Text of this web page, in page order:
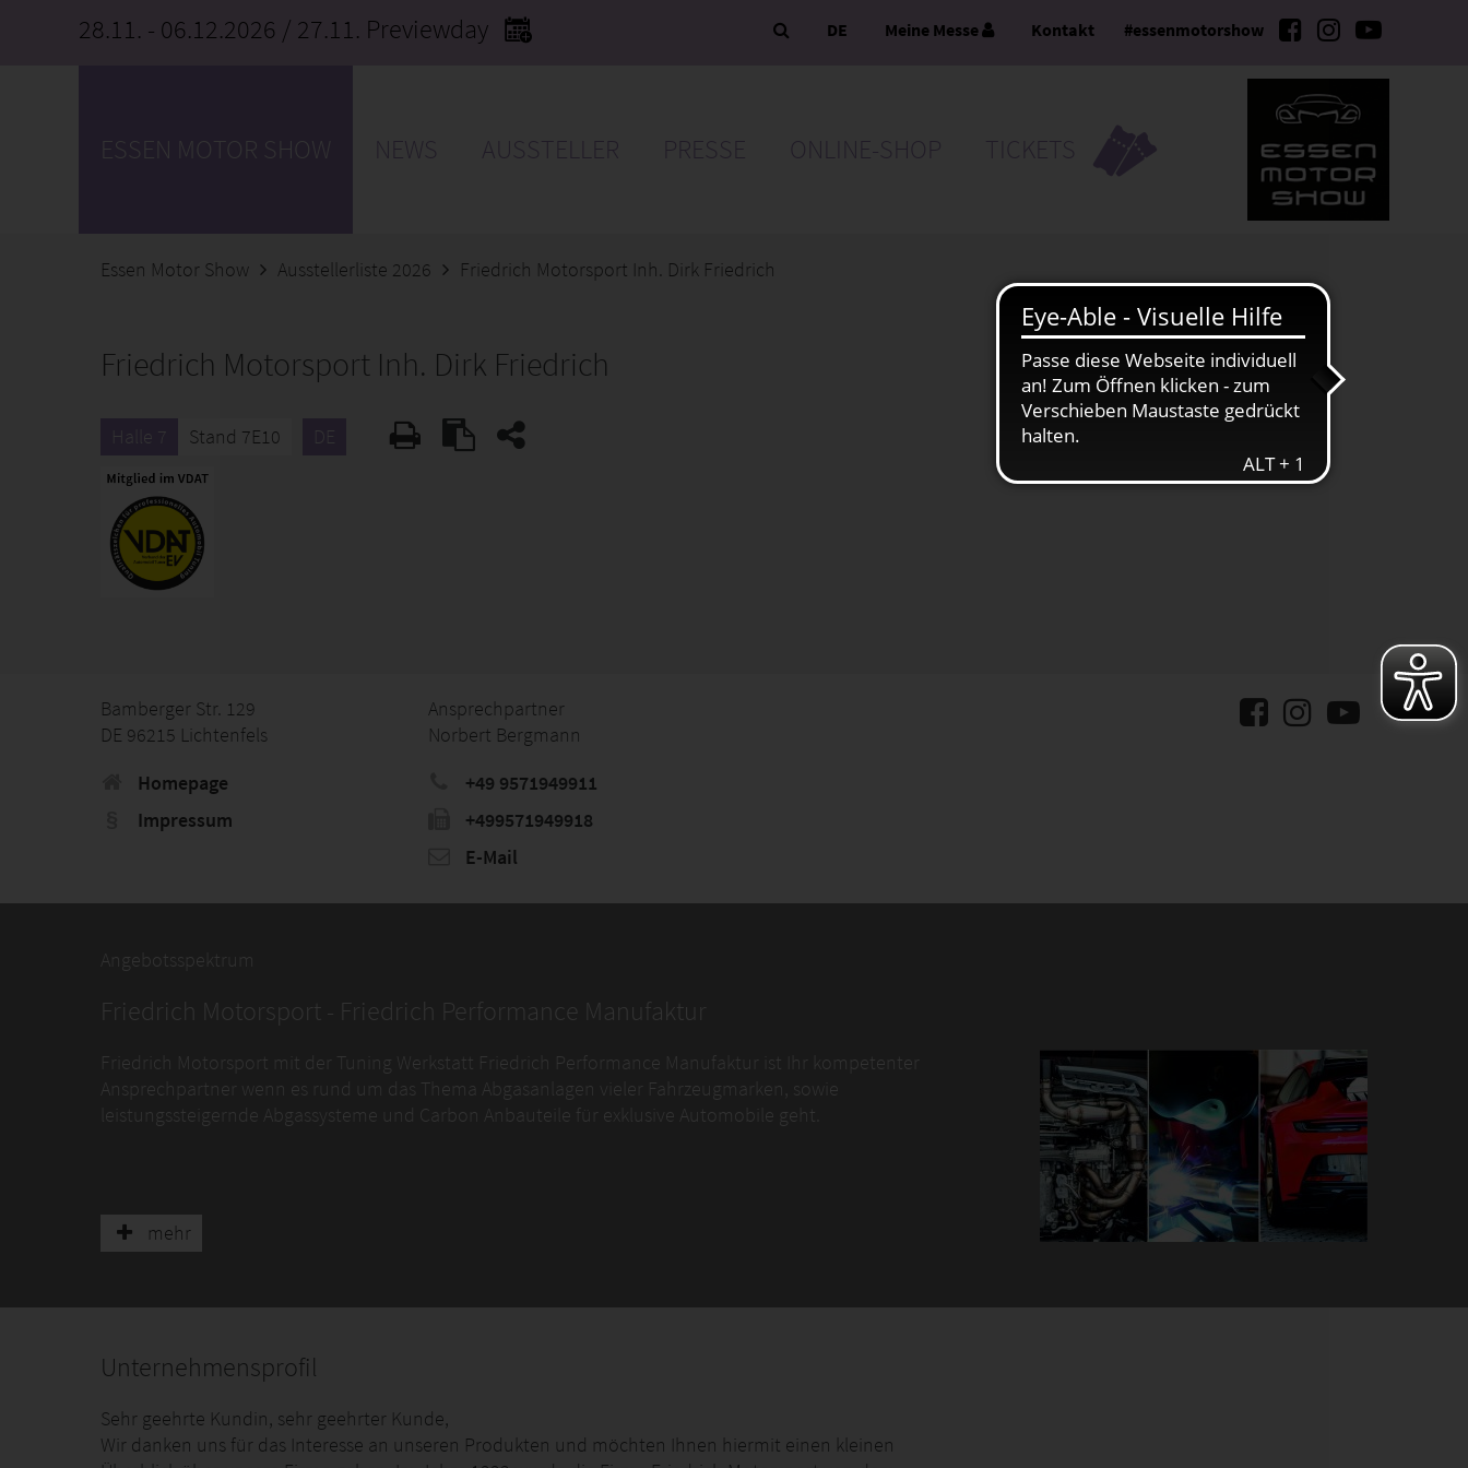
28.11. - 06.12.2026 / 27.11. Previewday #essenmotorshow
DE Meine Messe Kontakt
ESSEN MOTOR SHOW NEWS AUSSTELLER PRESSE ONLINE-SHOP TICKETS
Essen Motor Show Ausstellerliste 2026 Friedrich Motorsport Inh. Dirk Friedrich
Friedrich Motorsport Inh. Dirk Friedrich
Halle 7 Stand 7E10 DE
Bamberger Str. 129
DE 96215 Lichtenfels
Homepage
Impressum
Ansprechpartner
Norbert Bergmann
+49 9571949911
+499571949918
E-Mail
Angebotsspektrum
Friedrich Motorsport - Friedrich Performance Manufaktur
Friedrich Motorsport mit der Tuning Werkstatt Friedrich Performance Manufaktur ist Ihr kompetenter
Ansprechpartner wenn es rund um das Thema Abgasanlagen vieler Fahrzeugmarken, sowie
leistungssteigernde Abgassysteme und Carbon Anbauteile für exklusive Automobile geht.
mehr
Unternehmensprofil
Sehr geehrte Kundin, sehr geehrter Kunde,
Wir danken uns für das Interesse an unseren Produkten und möchten Ihnen hiermit einen kleinen